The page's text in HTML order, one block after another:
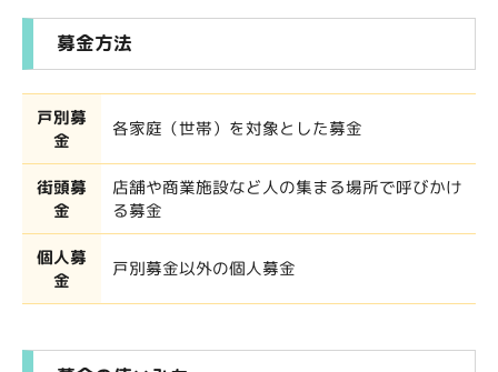
募金方法
戸別募
金
各家庭（世帯）を対象とした募金
街頭募
金
店舗や商業施設など人の集まる場所で呼びかけ
る募金
個人募
金
戸別募金以外の個人募金